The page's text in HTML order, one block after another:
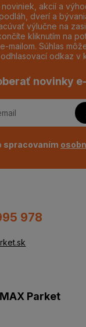
akcií a
dverí a
výlučne na
kliknutím na
mailom. Súhlas
odkaz v
novinky
spracovaním
978
Parket